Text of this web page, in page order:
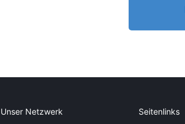
Unser Netzwerk Seitenlinks